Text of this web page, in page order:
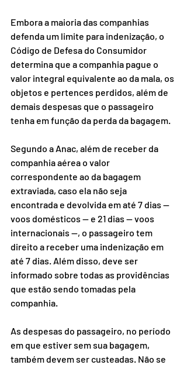
Embora a maioria das companhias
defenda um limite para indenização, o
Código de Defesa do Consumidor
determina que a companhia pague o
valor integral equivalente ao da mala, os
objetos e pertences perdidos, além de
demais despesas que o passageiro
tenha em função da perda da bagagem.
Segundo a Anac, além de receber da
companhia aérea o valor
correspondente ao da bagagem
extraviada, caso ela não seja
encontrada e devolvida em até 7 dias —
voos domésticos — e 21 dias — voos
internacionais —, o passageiro tem
direito a receber uma indenização em
até 7 dias. Além disso, deve ser
informado sobre todas as providências
que estão sendo tomadas pela
companhia.
As despesas do passageiro, no período
em que estiver sem sua bagagem,
também devem ser custeadas. Não se